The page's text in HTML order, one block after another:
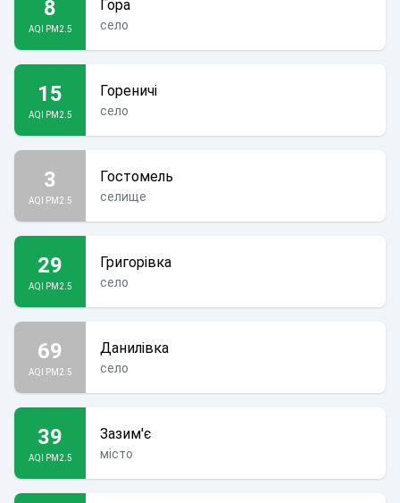
8
AQI PM2.5
Гора
село
15
AQI PM2.5
Гореничі
село
3
AQI PM2.5
Гостомель
селище
29
AQI PM2.5
Григорівка
село
69
AQI PM2.5
Данилівка
село
39
AQI PM2.5
Зазим'є
місто